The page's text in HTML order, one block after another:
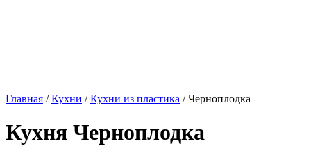
Главная /Кухни /Кухни из пластика / Черноплодка
Кухня Черноплодка